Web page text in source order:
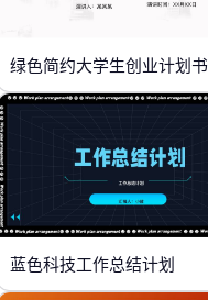
绿色简约大学生创业计划书
蓝色科技工作总结计划